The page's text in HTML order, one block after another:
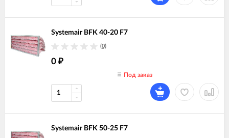
Systemair BFK 40-20 F7
(0)
0 ₽
Под заказ
Systemair BFK 50-25 F7